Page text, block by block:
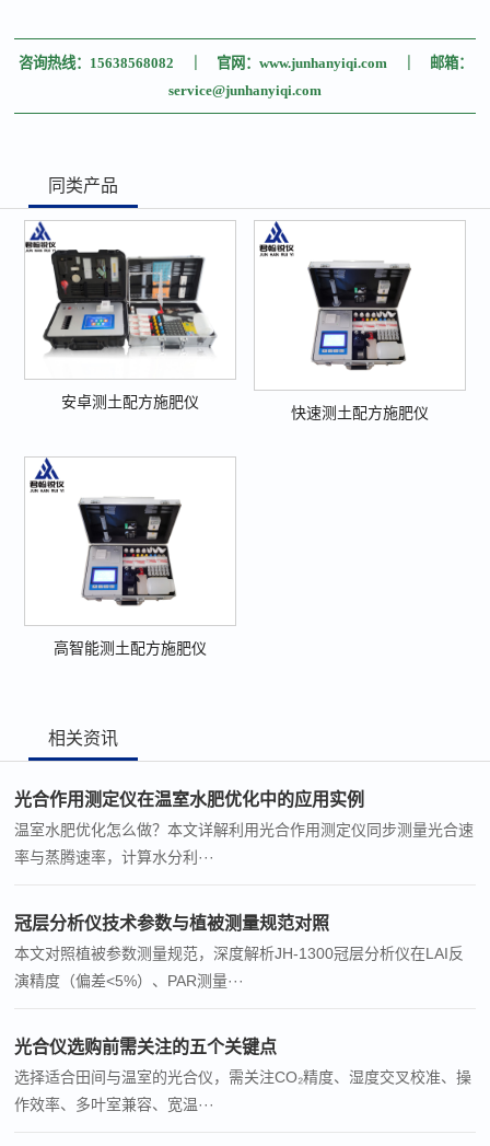
咨询热线： 15638568082 ｜ 官网：www.junhanyiqi.com ｜ 邮箱：
service@junhanyiqi.com
同类产品
安卓测土配方施肥仪
快速测土配方施肥仪
高智能测土配方施肥仪
相关资讯
光合作用测定仪在温室水肥优化中的应用实例
温室水肥优化怎么做？本文详解利用光合作用测定仪同步测量光合速
率与蒸腾速率，计算水分利···
冠层分析仪技术参数与植被测量规范对照
本文对照植被参数测量规范，深度解析JH-1300冠层分析仪在LAI反
演精度（偏差<5%）、PAR测量···
光合仪选购前需关注的五个关键点
选择适合田间与温室的光合仪，需关注CO₂精度、湿度交叉校准、操
作效率、多叶室兼容、宽温···